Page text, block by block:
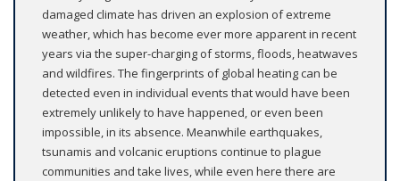
damaged climate has driven an explosion of extreme
weather, which has become ever more apparent in recent
years via the super-charging of storms, floods, heatwaves
and wildfires. The fingerprints of global heating can be
detected even in individual events that would have been
extremely unlikely to have happened, or even been
impossible, in its absence. Meanwhile earthquakes,
tsunamis and volcanic eruptions continue to plague
communities and take lives, while even here there are